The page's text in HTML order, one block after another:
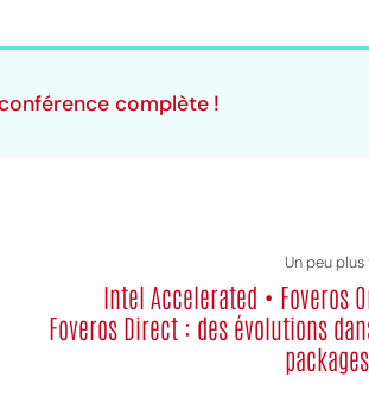
complète !
Un peu plus
Intel Accelerated • Foveros
Foveros Direct : des évolutions